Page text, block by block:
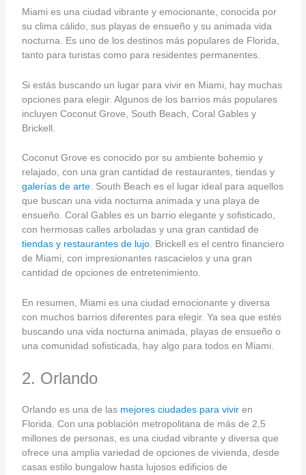
Miami es una ciudad vibrante y emocionante, conocida por
su clima cálido, sus playas de ensueño y su animada vida
nocturna. Es uno de los destinos más populares de Florida,
tanto para turistas como para residentes permanentes.
Si estás buscando un lugar para vivir en Miami, hay muchas
opciones para elegir. Algunos de los barrios más populares
incluyen Coconut Grove, South Beach, Coral Gables y
Brickell.
Coconut Grove es conocido por su ambiente bohemio y
relajado, con una gran cantidad de restaurantes, tiendas y
galerías de arte. South Beach es el lugar ideal para aquellos
que buscan una vida nocturna animada y una playa de
ensueño. Coral Gables es un barrio elegante y sofisticado,
con hermosas calles arboladas y una gran cantidad de
tiendas y restaurantes de lujo. Brickell es el centro financiero
de Miami, con impresionantes rascacielos y una gran
cantidad de opciones de entretenimiento.
En resumen, Miami es una ciudad emocionante y diversa
con muchos barrios diferentes para elegir. Ya sea que estés
buscando una vida nocturna animada, playas de ensueño o
una comunidad sofisticada, hay algo para todos en Miami.
2. Orlando
Orlando es una de las mejores ciudades para viviren
Florida. Con una población metropolitana de más de 2,5
millones de personas, es una ciudad vibrante y diversa que
ofrece una amplia variedad de opciones de vivienda, desde
casas estilo bungalow hasta lujosos edificios de